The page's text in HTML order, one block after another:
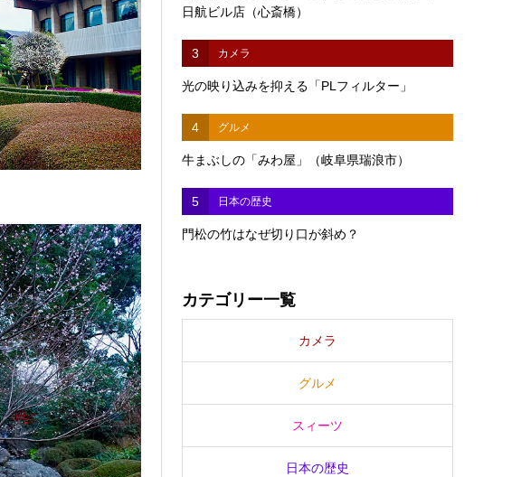
日航ビル店（心斎橋）
3 カメラ
光の映り込みを抑える「PLフィルター」
4 グルメ
牛まぶしの「みわ屋」（岐阜県瑞浪市）
5 日本の歴史
門松の竹はなぜ切り口が斜め？
カテゴリー一覧
カメラ
グルメ
スィーツ
日本の歴史